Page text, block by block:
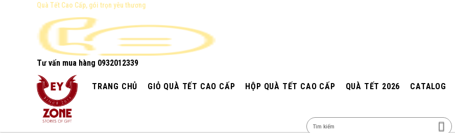
Quà Tết Cao Cấp, gói trọn yêu thương
Tư vấn mua hàng 0932012339
TRANG CHỦ GIỎ QUÀ TẾT CAO CẤP HỘP QUÀ TẾT CAO CẤP QUÀ TẾT 2026 CATALOG